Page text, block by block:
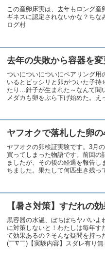
この産卵床実は、去年もロング産
ギネスに認定されないかな？ち
ログ村
去年の失敗から容器を変
ついについについにペアリング用
いるとビッシリと卵がついた子持
たり…針子が生まれた～なんて聞
メダカも卵をぶら下げ始めた。え
ヤフオクで落札した卵
ヤフオクの卵検証実験です。3月
買ってしまった物語です。前回の
ましたが、その後の経過を報告
ちました。果たして何匹生き残っ
【暑さ対策】すだれの
黒容器の水温、ぼちぼちヤバいよ
に対策しないと！わたしは毎年す
て効果あるの？そんな疑問を持っ
(￣∇￣)【実験内容】スダレ有り無